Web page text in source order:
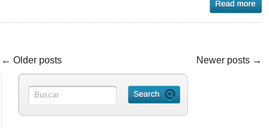
← Older posts Newer posts →